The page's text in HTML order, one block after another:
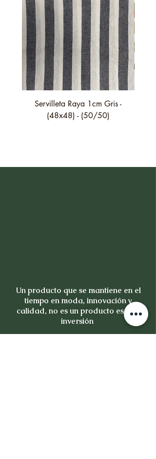
Servilleta Raya 1cm Gris -
(48x48) - (50/50)
Un producto que se mantiene en el
tiempo en moda, innovación y
calidad, no es un producto es una
inversión